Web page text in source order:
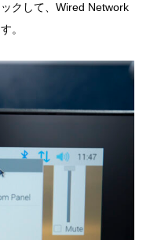
クして、Wired Network
。